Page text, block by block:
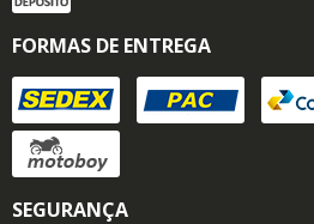
FORMAS DE ENTREGA
SEGURANÇA